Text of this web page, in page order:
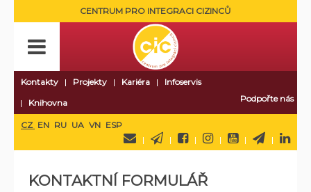
CENTRUM PRO INTEGRACI CIZINCŮ
Kontakty Projekty Kariéra
Infoservis
Knihovna
Podpořte nás
CZ EN RU UA VN ESP
KONTAKTNÍ FORMULÁŘ